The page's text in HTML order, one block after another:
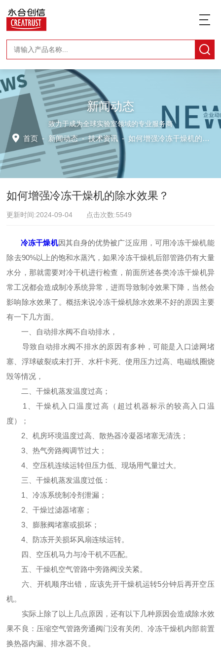
新闻动态
致力于成为全球实验室领域的专业服务商
首页 - 新闻动态-技术资讯 -如何增强冷冻干燥机的除水效果？
如何增强冷冻干燥机的除水效果？
更新时间:2024-09-04 点击次数:5549
冷冻干燥机因其自身的优势被广泛应用，可用冷冻干燥机能
除去90%以上的饱和水蒸汽，如果冷冻干燥机后部管路仍有大量
水分，那就需要对冷干机进行检查，前面所述各类冷冻干燥机异
常工况都会造成制冷系统异常，进而导致制冷效果下降，当然会
影响除水效果了。概括来说冷冻干燥机除水效果不好的原因主要
有一下几方面。
一、自动排水阀不自动排水，
导致自动排水阀不排水的原因有多种，可能是入口滤网堵
塞、浮球破裂或未打开、水杆卡死、使用压力过高、电磁线圈烧
毁等情况，
二、干燥机蒸发温度过高；
1、干燥机入口温度过高（超过机器标示的较高入口温
度）；
2、机房环境温度过高、散热器冷凝器堵塞无清洗；
3、热气旁路阀调节过大；
4、空压机连续运转但压力低、现场用气量过大。
三、干燥机蒸发温度过低：
1、冷冻系统制冷剂泄漏；
2、干燥过滤器堵塞；
3、膨胀阀堵塞或损坏；
4、防冻开关损坏风扇连续运转。
四、空压机马力与冷干机不匹配。
五、干燥机空气管路中旁路阀没关紧。
六、开机顺序出错，应该先开干燥机运转5分钟后再开空压
机。
实际上除了以上几点原因，还有以下几种原因会造成除水效
果不良：压缩空气管路旁通阀门没有关闭、冷冻干燥机内部前置
换热器内漏、排水器不良。